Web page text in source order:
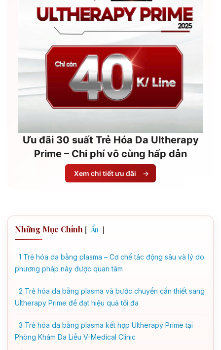
Ưu đãi 30 suất Trẻ Hóa Da Ultherapy
Prime – Chi phí vô cùng hấp dẫn
Xem chi tiết ưu đãi →
Những Mục Chính [ Ẩn ]
1 Trẻ hóa da bằng plasma – Cơ chế tác động sâu và lý do
phương pháp này được quan tâm
2 Trẻ hóa da bằng plasma và bước chuyển cần thiết sang
Ultherapy Prime để đạt hiệu quả tối đa
3 Trẻ hóa da bằng plasma kết hợp Ultherapy Prime tại
Phòng Khám Da Liễu V-Medical Clinic